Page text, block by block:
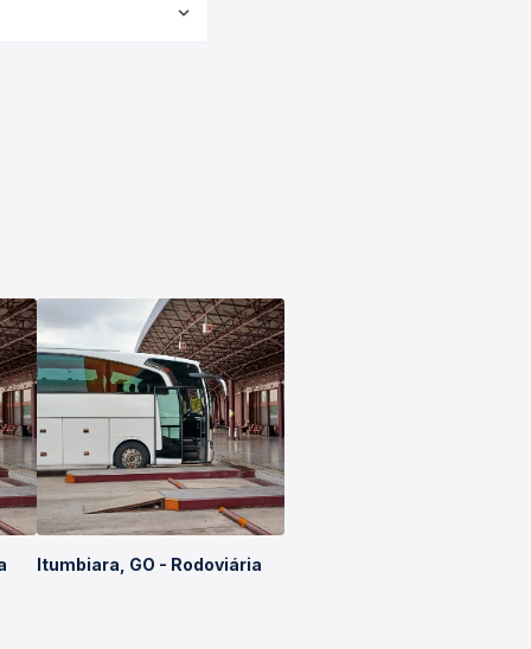
Itumbiara, GO - Rodoviária